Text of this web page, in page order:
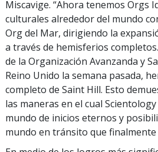
Miscavige. “Ahora tenemos Orgs
culturales alrededor del mundo
Org del Mar, dirigiendo la
a través de hemisferios
de la Organización Avanzanda y
Reino Unido la semana pasada,
completo de Saint Hill. Esto
las maneras en el cual
mundo de inicios eternos y
mundo en tránsito que finalmente